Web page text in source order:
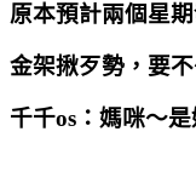
原本預計兩個星
金架揪歹勢，要
千千os：媽咪～